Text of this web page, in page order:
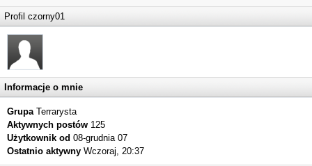
Profil czorny01
Informacje o mnie
GrupaTerrarysta
Aktywnych postów 125
Użytkownik od 08-grudnia 07
Ostatnio aktywny Wczoraj, 20:37